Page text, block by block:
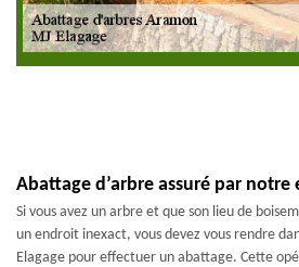
Abattage d’arbre assuré par notre
Si vous avez un arbre et que son lieu de
un endroit inexact, vous devez vous rendre
Elagage pour effectuer un abattage. Cette